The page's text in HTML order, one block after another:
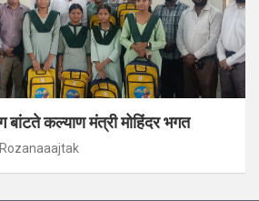
बांटते कल्याण मंत्री मोहिंदर भगत
Rozanaaajtak